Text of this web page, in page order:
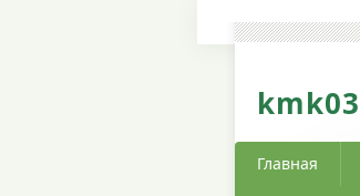
kmk03
Главная